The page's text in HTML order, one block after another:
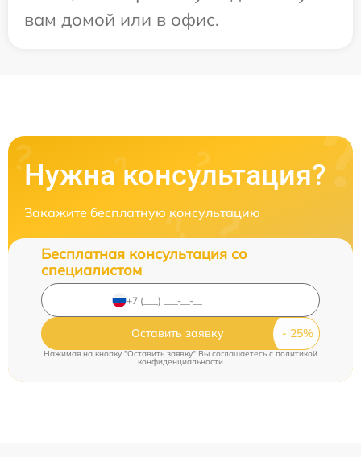
вам домой или в офис.
Нужна консультация?
Закажите бесплатную консультацию
Бесплатная консультация со
специалистом
Оставить заявку
Нажимая на кнопку "Оставить заявку" Вы соглашаетесь cполитикой
конфиденциальности